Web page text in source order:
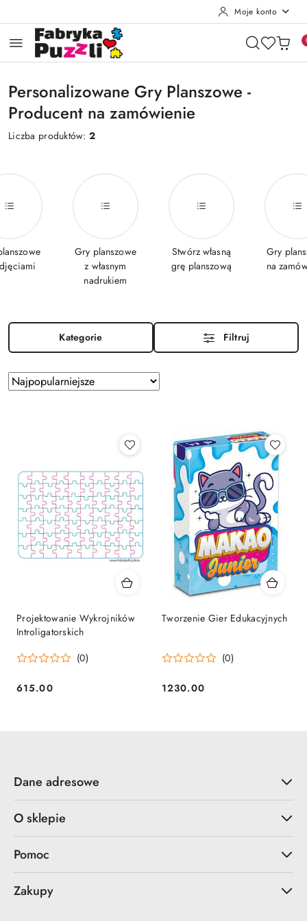
Moje konto
Personalizowane Gry Planszowe -
Producent na zamówienie
Liczba produktów:2
Gry planszowe
z własnym
nadrukiem
Stwórz własną
grę planszową
Gry
na
Kategorie Filtruj
Zastosowano
sortowanie:
Sortuj
według
Projektowanie Wykrojników
Introligatorskich
(0)
Cena:
615.00
Tworzenie Gier Edukacyjnych
(0)
Cena:
1230.00
Dane adresowe
O sklepie
Pomoc
Zakupy